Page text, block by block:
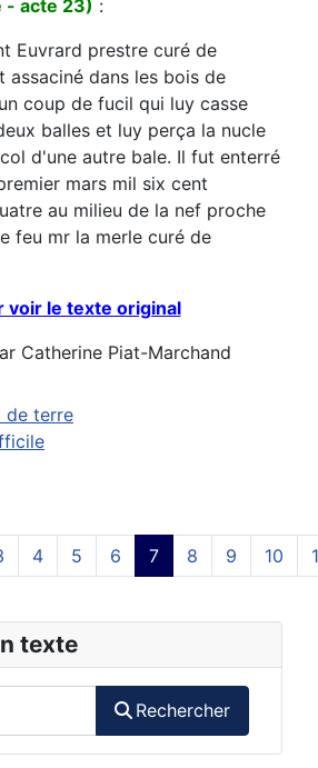
texte
Rechercher
- acte 23) :
Euvrard prestre curé de
assaciné dans les bois de
coup de fucil qui luy casse
balles et luy perça la nucle
d'une autre bale. Il fut enterré
mars mil six cent
au milieu de la nef proche
feu mr la merle curé de
voir le texte original
Catherine Piat-Marchand
de terre
4 5 6 7 8 9 10